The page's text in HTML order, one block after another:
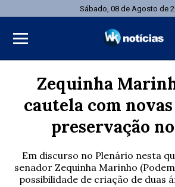
Sábado, 08 de Agosto de
Zequinha
cautela com
preservação
Em discurso no Plenário nesta
senador Zequinha Marinho
possibilidade de criação de duas